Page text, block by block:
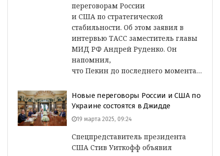
переговорам России
и США по стратегической
стабильности. Об этом заявил в
интервью ТАСС заместитель главы
МИД РФ Андрей Руденко. Он
напомнил,
что Пекин до последнего момента…
Новые переговоры России и США по
Украине состоятся в Джидде
19 марта 2025, 09:24
Спецпредставитель президента
США Стив Уиткофф объявил